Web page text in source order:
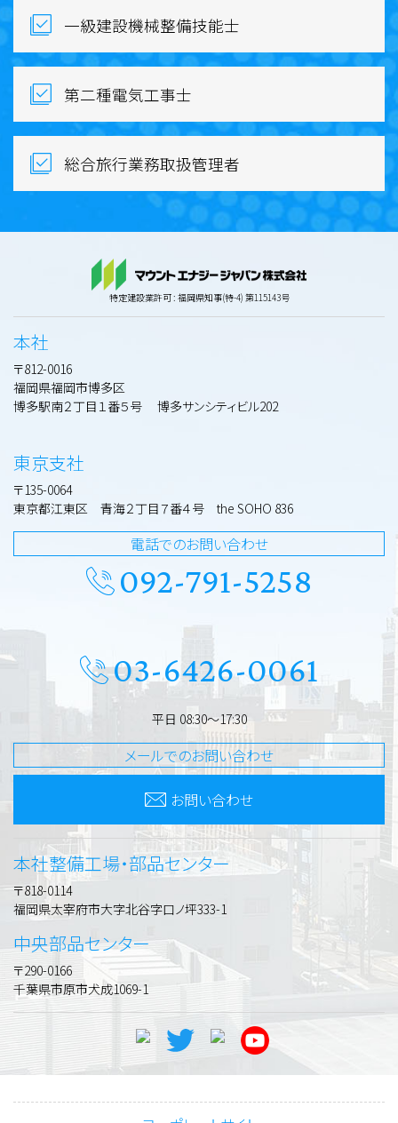
一級建設機械整備技能士
第二種電気工事士
総合旅行業務取扱管理者
特定建設業許可 : 福岡県知事(特-4) 第115143号
本社
〒812-0016
福岡県福岡市博多区
博多駅南２丁目１番５号 博多サンシティビル202
東京支社
〒135-0064
東京都江東区 青海２丁目７番４号 the SOHO 836
電話でのお問い合わせ
092-791-5258
03-6426-0061
平日 08:30～17:30
メールでのお問い合わせ
お問い合わせ
本社整備工場・部品センター
〒818-0114
福岡県太宰府市大字北谷字口ノ坪333-1
中央部品センター
〒290-0166
千葉県市原市犬成1069-1